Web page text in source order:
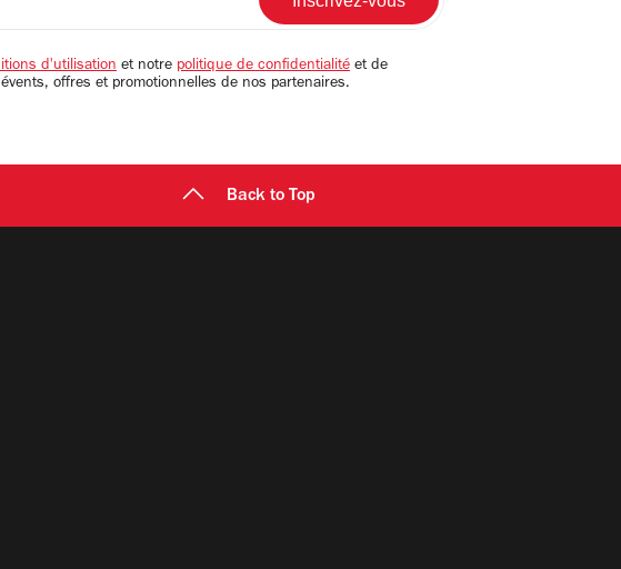
d'utilisation et notre politique de confidentialité et de
offres et promotionnelles de nos partenaires.
Back to Top